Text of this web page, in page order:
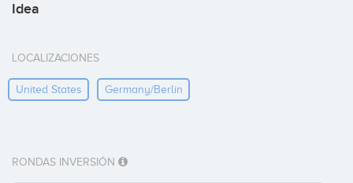
Idea
LOCALIZACIONES
United States Germany/berlin
RONDAS INVERSIÓN